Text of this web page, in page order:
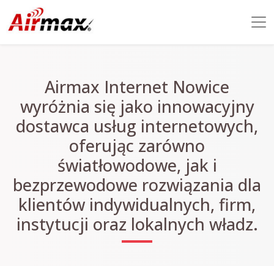
Airmax Internet Nowice
wyróżnia się jako innowacyjny
dostawca usług internetowych,
oferując zarówno
światłowodowe, jak i
bezprzewodowe rozwiązania dla
klientów indywidualnych, firm,
instytucji oraz lokalnych władz.